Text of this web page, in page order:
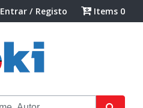
Entrar / Registo Items 0